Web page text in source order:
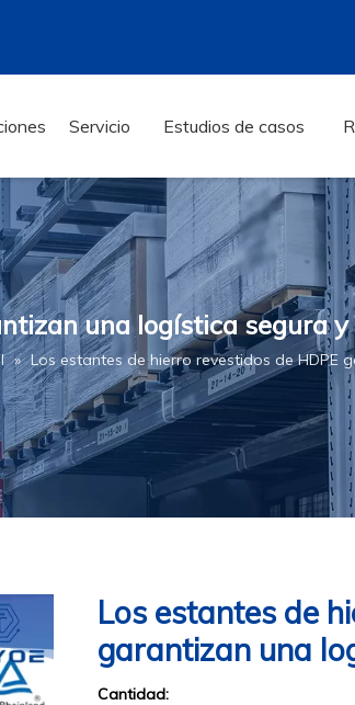
Servicio Estudios de casos
una logística segura
» Los estantes de hierro revestidos de HDPE
Los estantes de
garantizan una
Cantidad: